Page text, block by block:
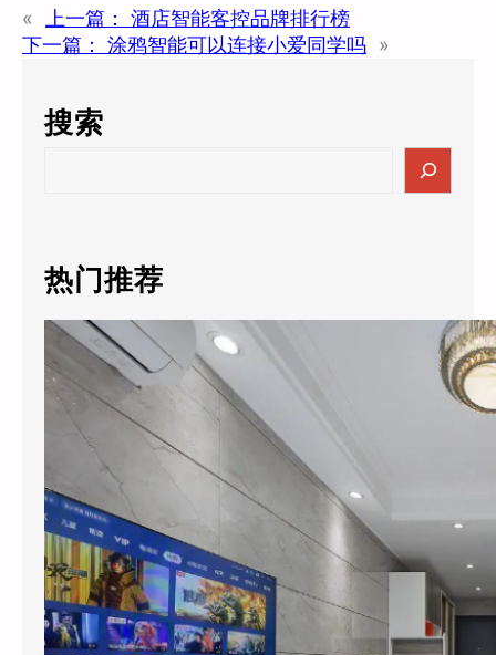
« 上一篇：
酒店智能客控品牌排行榜
下一篇：
涂鸦智能可以连接小爱同学吗 »
搜索
c
h
热门推荐